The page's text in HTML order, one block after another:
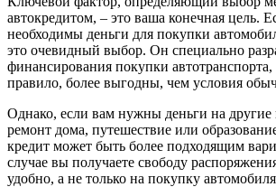
автокредитом, – это ваша конечная цель.
необходимы деньги для покупки
это очевидный выбор. Он специально
финансирования покупки автотранспорта,
правило, более выгодны, чем условия
Однако, если вам нужны деньги на другие
ремонт дома, путешествие или
кредит может быть более подходящим
случае вы получаете свободу
удобно, а не только на покупку